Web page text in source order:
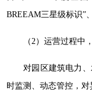
BREEAM三星级标识”
（2）运营过程中
对园区建筑电力
时监测、动态管控，对